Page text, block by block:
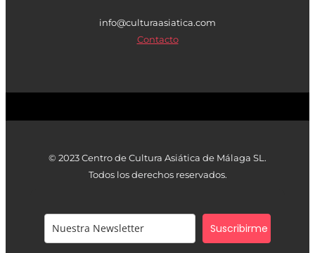
info@culturaasiatica.com
Contacto
© 2023 Centro de Cultura Asiática de Málaga SL.
Todos los derechos reservados.
Suscribirme